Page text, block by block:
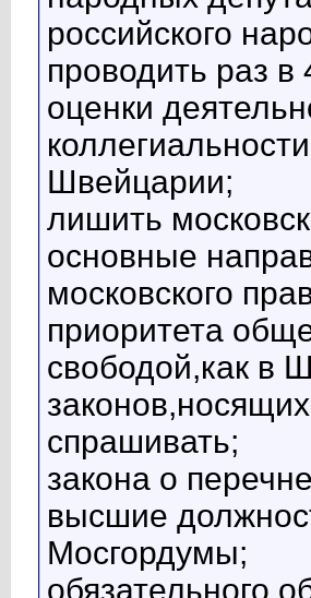
российского
проводить раз
оценки
Швейцарии;
лишить
основные
московского
приоритета
свободой,как в
спрашивать;
закона о
высшие
Мосгордумы;
обязательного